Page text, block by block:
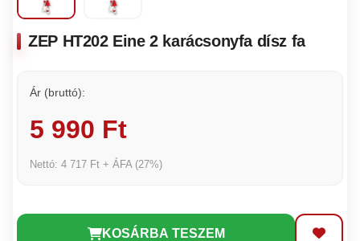
ZEP HT202 Eine 2 karácsonyfa dísz fa
Ár (bruttó):
5 990 Ft
Nettó: 4 717 Ft + ÁFA (27%)
KOSÁRBA TESZEM